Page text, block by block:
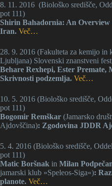
8. 11. 2016 (Biološko središče,
pot 111)
Shirin Bahadornia: An Overview
Iran. Več…
28. 9. 2016 (Fakulteta za kemijo in
Ljubljana) Slovenski znanstveni
Behare Rexhepi, Ester Premate,
Skrivnosti podzemlja. Več…
10. 5. 2016 (Biološko središče,
pot 111)
Bogomir Remškar (Jamarsko
Ajdovščina): Zgodovina JDDR
5. 4. 2016 (Biološko središče,
pot 111)
Matic Boršnak in Milan
jamarski klub »Speleos-Siga«):
planote. Več…